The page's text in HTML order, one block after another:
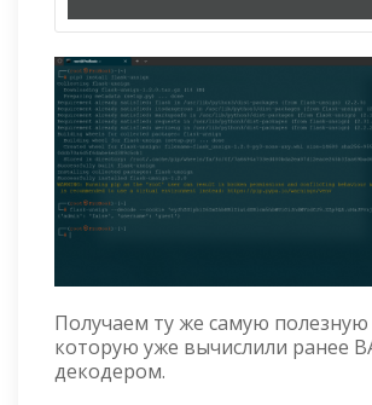
Получаем ту же самую полезную
которую уже вычислили ранее
декодером.